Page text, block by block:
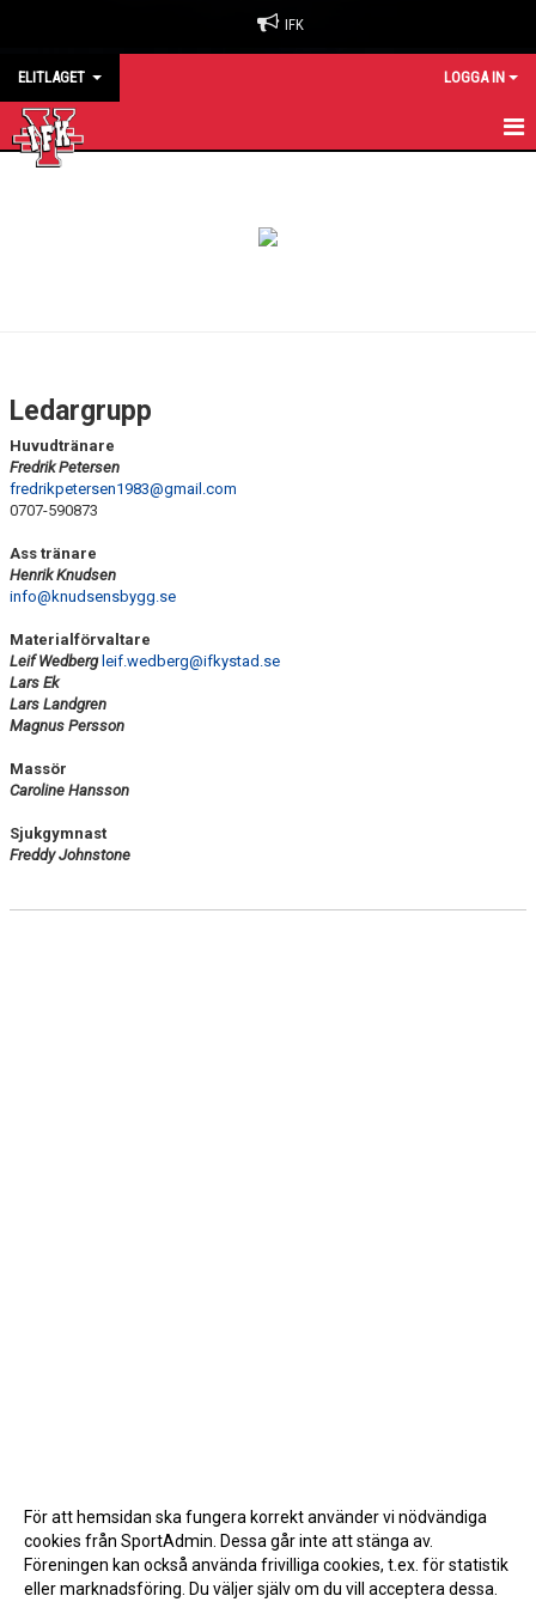
IFK
ELITLAGET LOGGA IN
Ledargrupp
Huvudtränare
Fredrik Petersen
fredrikpetersen1983@gmail.com
0707-590873
Ass tränare
Henrik Knudsen
info@knudsensbygg.se
Materialförvaltare
Leif Wedberg leif.wedberg@ifkystad.se
Lars Ek
Lars Landgren
Magnus Persson
Massör
Caroline Hansson
Sjukgymnast
Freddy Johnstone
För att hemsidan ska fungera korrekt använder vi nödvändiga
cookies från SportAdmin. Dessa går inte att stänga av.
Föreningen kan också använda frivilliga cookies, t.ex. för statistik
eller marknadsföring. Du väljer själv om du vill acceptera dessa.